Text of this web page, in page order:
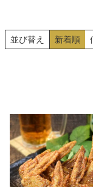
並び替え 新着順